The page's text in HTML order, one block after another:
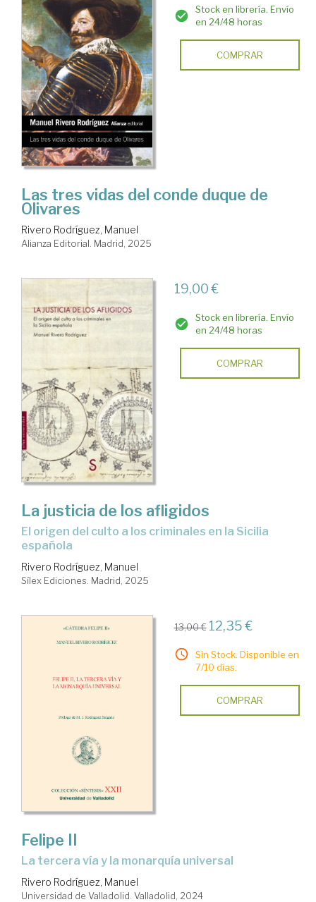
Stock en librería. Envío
en 24/48 horas
COMPRAR
Las tres vidas del conde duque de
Olivares
Rivero Rodríguez, Manuel
Alianza Editorial. Madrid, 2025
19,00 €
Stock en librería. Envío
en 24/48 horas
COMPRAR
La justicia de los afligidos
El origen del culto a los criminales en la Sicilia
española
Rivero Rodríguez, Manuel
Sílex Ediciones. Madrid, 2025
13,00 € 12,35 €
Sin Stock. Disponible en
7/10 días.
COMPRAR
Felipe II
la tercera vía y la monarquía universal
Rivero Rodríguez, Manuel
Universidad de Valladolid. Valladolid, 2024